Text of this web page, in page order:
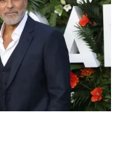
e del gossip.